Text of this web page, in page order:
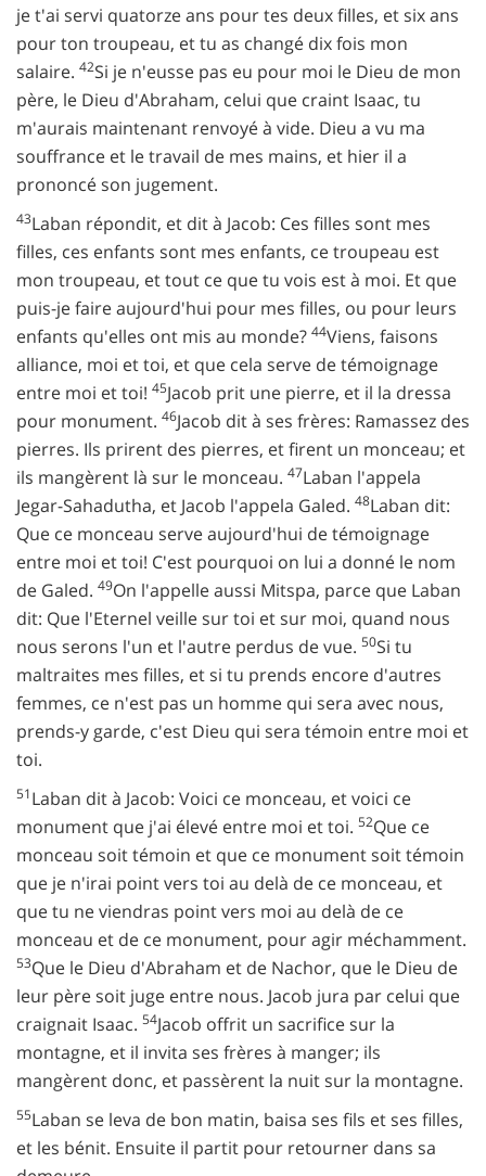
je t'ai servi quatorze ans pour tes deux filles, et six ans
pour ton troupeau, et tu as changé dix fois mon
salaire. 42Si je n'eusse pas eu pour moi le Dieu de mon
père, le Dieu d'Abraham, celui que craint Isaac, tu
m'aurais maintenant renvoyé à vide. Dieu a vu ma
souffrance et le travail de mes mains, et hier il a
prononcé son jugement.
43Laban répondit, et dit à Jacob: Ces filles sont mes
filles, ces enfants sont mes enfants, ce troupeau est
mon troupeau, et tout ce que tu vois est à moi. Et que
puis-je faire aujourd'hui pour mes filles, ou pour leurs
enfants qu'elles ont mis au monde? 44Viens, faisons
alliance, moi et toi, et que cela serve de témoignage
entre moi et toi! 45Jacob prit une pierre, et il la dressa
pour monument. 46Jacob dit à ses frères: Ramassez des
pierres. Ils prirent des pierres, et firent un monceau; et
ils mangèrent là sur le monceau. 47Laban l'appela
Jegar-Sahadutha, et Jacob l'appela Galed. 48Laban dit:
Que ce monceau serve aujourd'hui de témoignage
entre moi et toi! C'est pourquoi on lui a donné le nom
de Galed. 49On l'appelle aussi Mitspa, parce que Laban
dit: Que l'Eternel veille sur toi et sur moi, quand nous
nous serons l'un et l'autre perdus de vue. 50Si tu
maltraites mes filles, et si tu prends encore d'autres
femmes, ce n'est pas un homme qui sera avec nous,
prends-y garde, c'est Dieu qui sera témoin entre moi et
toi.
51Laban dit à Jacob: Voici ce monceau, et voici ce
monument que j'ai élevé entre moi et toi. 52Que ce
monceau soit témoin et que ce monument soit témoin
que je n'irai point vers toi au delà de ce monceau, et
que tu ne viendras point vers moi au delà de ce
monceau et de ce monument, pour agir méchamment.
53Que le Dieu d'Abraham et de Nachor, que le Dieu de
leur père soit juge entre nous. Jacob jura par celui que
craignait Isaac. 54Jacob offrit un sacrifice sur la
montagne, et il invita ses frères à manger; ils
mangèrent donc, et passèrent la nuit sur la montagne.
55Laban se leva de bon matin, baisa ses fils et ses filles,
et les bénit. Ensuite il partit pour retourner dans sa